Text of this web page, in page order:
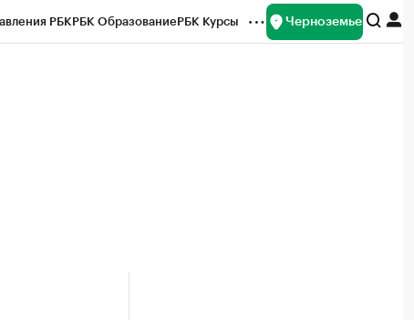
РБКРБК ОбразованиеРБК Курсы Черноземье